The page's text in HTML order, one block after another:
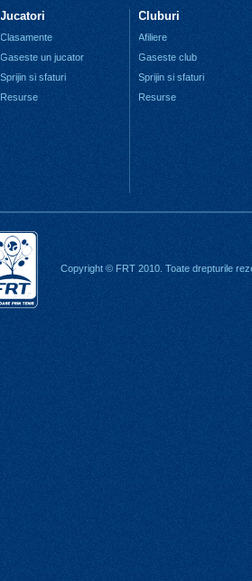
Jucatori
Clasamente
Gaseste un jucator
Sprijin si sfaturi
Resurse
Cluburi
Afiliere
Gaseste club
Sprijin si sfaturi
Resurse
Copyright © FRT 2010. Toate drepturile